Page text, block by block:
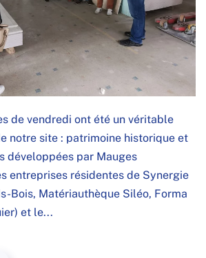
de vendredi ont été un véritable
notre site : patrimoine historique et
développées par Mauges
entreprises résidentes de Synergie
Bois, Matériauthèque Siléo, Forma
et le...